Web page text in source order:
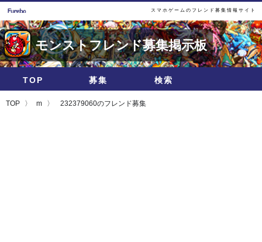
スマホゲームのフレンド募集情報サイト
モンストフレンド募集掲示板
TOP 募集 検索
TOP m 232379060のフレンド募集